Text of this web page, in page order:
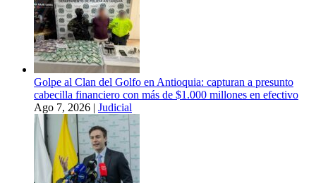
Golpe al Clan del Golfo en Antioquia: capturan a presunto
cabecilla financiero con más de $1.000 millones en efectivo
Ago 7, 2026 | Judicial